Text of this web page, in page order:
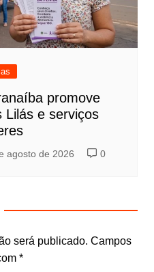
promove
Lilás e serviços
agosto de 2026 0
será publicado. Campos
*